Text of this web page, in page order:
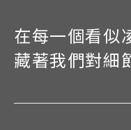
在每一個看似
藏著我們對細